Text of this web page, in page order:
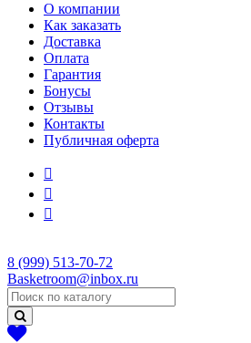
О компании
Как заказать
Доставка
Оплата
Гарантия
Бонусы
Отзывы
Контакты
Публичная оферта
8 (999) 513-70-72
Basketroom@inbox.ru